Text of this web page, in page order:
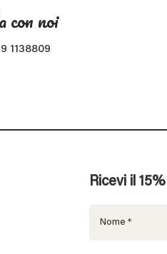
con noi
1138809
Ricevi il